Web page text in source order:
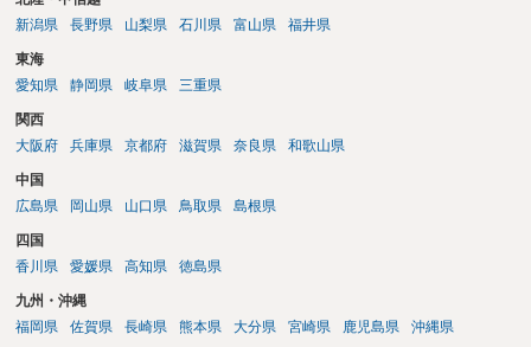
新潟県
長野県 山梨県 石川県 富山県 福井県
東海
愛知県
静岡県 岐阜県 三重県
関西
大阪府
兵庫県 京都府 滋賀県 奈良県 和歌山県
中国
広島県
岡山県 山口県 鳥取県 島根県
四国
香川県
愛媛県 高知県 徳島県
九州・沖縄
福岡県
佐賀県 長崎県 熊本県 大分県 宮崎県 鹿児島県 沖縄県